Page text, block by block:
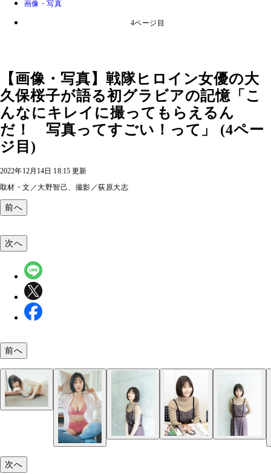
画像・写真
4ページ目
【画像・写真】戦隊ヒロイン女優の大
久保桜子が語る初グラビアの記憶「こ
んなにキレイに撮ってもらえるん
だ！ 写真ってすごい！って」 (4ペー
ジ目)
2022年12月14日 18:15 更新
取材・文／大野智己、撮影／荻原大志
前へ
次へ
前へ
次へ